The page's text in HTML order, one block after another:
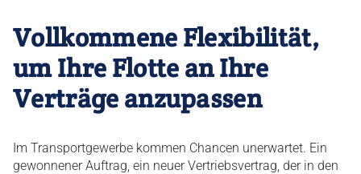
Vollkommene Flexibilität,
um Ihre Flotte an Ihre
Verträge anzupassen
Im Transportgewerbe kommen Chancen unerwartet. Ein
gewonnener Auftrag, ein neuer Vertriebsvertrag, der in den